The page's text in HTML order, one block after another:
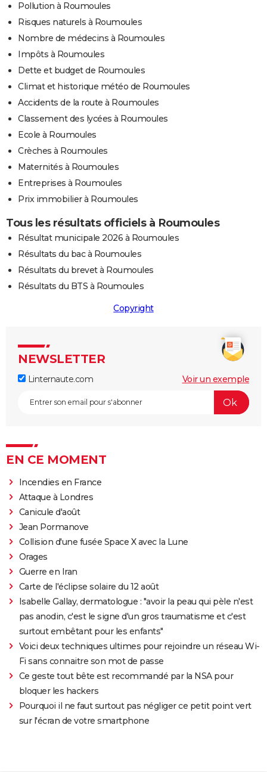
Pollution à Roumoules
Risques naturels à Roumoules
Nombre de médecins à Roumoules
Impôts à Roumoules
Dette et budget de Roumoules
Climat et historique météo de Roumoules
Accidents de la route à Roumoules
Classement des lycées à Roumoules
Ecole à Roumoules
Crèches à Roumoules
Maternités à Roumoules
Entreprises à Roumoules
Prix immobilier à Roumoules
Tous les résultats officiels à Roumoules
Résultat municipale 2026 à Roumoules
Résultats du bac à Roumoules
Résultats du brevet à Roumoules
Résultats du BTS à Roumoules
Copyright
NEWSLETTER
Linternaute.com Voir un exemple
EN CE MOMENT
Incendies en France
Attaque à Londres
Canicule d'août
Jean Pormanove
Collision d'une fusée Space X avec la Lune
Orages
Guerre en Iran
Carte de l'éclipse solaire du 12 août
Isabelle Gallay, dermatologue : "avoir la peau qui pèle n'est
pas anodin, c'est le signe d'un gros traumatisme et c'est
surtout embêtant pour les enfants"
Voici deux techniques ultimes pour rejoindre un réseau Wi-
Fi sans connaitre son mot de passe
Ce geste tout bête est recommandé par la NSA pour
bloquer les hackers
Pourquoi il ne faut surtout pas négliger ce petit point vert
sur l'écran de votre smartphone